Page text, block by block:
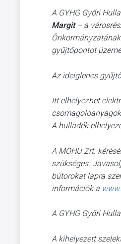
A GYHG Győri
Margit– a
gyűjtőpontot
Az ideiglenes
Itt elhelyezhet
A hulladék
A MOHU Zrt.
szükséges.
bútorokat lapra
információk a
A GYHG Győri
A kihelyezett